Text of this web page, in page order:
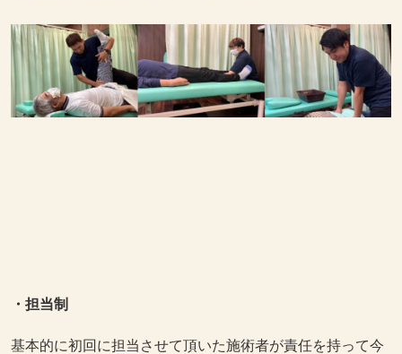
・担当制
基本的に初回に担当させて頂いた施術者が責任を持って今